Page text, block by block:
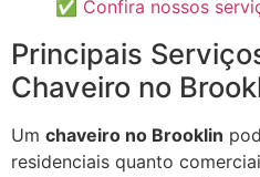
✅ Confira nossos
Principais
Chaveiro no
Um chaveiro no Brooklin
residenciais quanto